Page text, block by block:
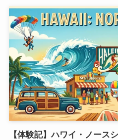
【体験記】ハワイ・ノース